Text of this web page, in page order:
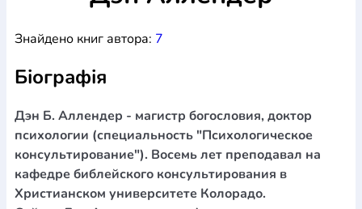
Шлюб і сім`я
Юдаїзм
ПеріодикаАудіо Ручки кулькові
БлокнотиЩоденники / щотижневики
Навчальні мапиШкіряні виробиМагніти Металеві
виробиМіні-лампиНаклейкиНастільні ігриПакети
подарункові Плакати Пластмасові вироби Хустки
Подарункові картки Розвиваючі ігри Репринти
Зошити
Фотокартини Чохли на Библії
Календарі
Канцелярскі товари
Комп`ютерні ігри
Знайдено книг автора: 7
Біографія
Дэн Б. Аллендер - магистр богословия, доктор
психологии (специальность "Психологическое
консультирование"). Восемь лет преподавал на
кафедре библейского консультирования в
Христианском университете Колорадо.